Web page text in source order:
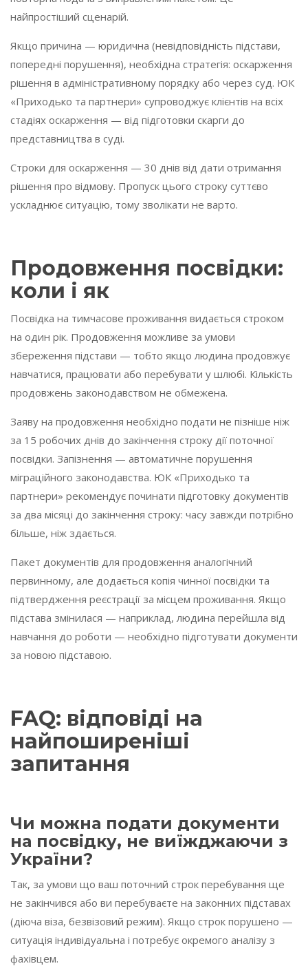
найпростіший сценарій.
Якщо причина — юридична (невідповідність підстави,
попередні порушення), необхідна стратегія: оскарження
рішення в адміністративному порядку або через суд. ЮК
«Приходько та партнери» супроводжує клієнтів на всіх
стадіях оскарження — від підготовки скарги до
представництва в суді.
Строки для оскарження — 30 днів від дати отримання
рішення про відмову. Пропуск цього строку суттєво
ускладнює ситуацію, тому зволікати не варто.
Продовження посвідки:
коли і як
Посвідка на тимчасове проживання видається строком
на один рік. Продовження можливе за умови
збереження підстави — тобто якщо людина продовжує
навчатися, працювати або перебувати у шлюбі. Кількість
продовжень законодавством не обмежена.
Заяву на продовження необхідно подати не пізніше ніж
за 15 робочих днів до закінчення строку дії поточної
посвідки. Запізнення — автоматичне порушення
міграційного законодавства. ЮК «Приходько та
партнери» рекомендує починати підготовку документів
за два місяці до закінчення строку: часу завжди потрібно
більше, ніж здається.
Пакет документів для продовження аналогічний
первинному, але додається копія чинної посвідки та
підтвердження реєстрації за місцем проживання. Якщо
підстава змінилася — наприклад, людина перейшла від
навчання до роботи — необхідно підготувати документи
за новою підставою.
FAQ: відповіді на
найпоширеніші
запитання
Чи можна подати документи
на посвідку, не виїжджаючи з
України?
Так, за умови що ваш поточний строк перебування ще
не закінчився або ви перебуваєте на законних підставах
(діюча віза, безвізовий режим). Якщо строк порушено —
ситуація індивідуальна і потребує окремого аналізу з
фахівцем.